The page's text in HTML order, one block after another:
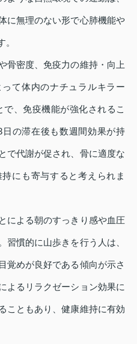
に無理のない形で心肺機能や
骨密度、免疫力の維持・向上
て体内のナチュラルキラー
で、免疫機能が強化されるこ
の滞在後も数週間効果が持
で代謝が促され、骨に適度な
にも寄与すると考えられま
による朝のすっきり感や血圧
慣的に山歩きを行う人は、
覚めが良好である傾向が示さ
よるリラクゼーション効果に
こともあり、健康維持に有効